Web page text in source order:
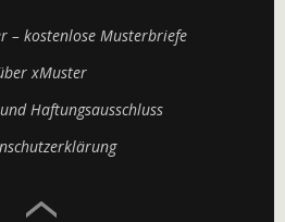
– kostenlose Musterbriefe
xMuster
Haftungsausschluss